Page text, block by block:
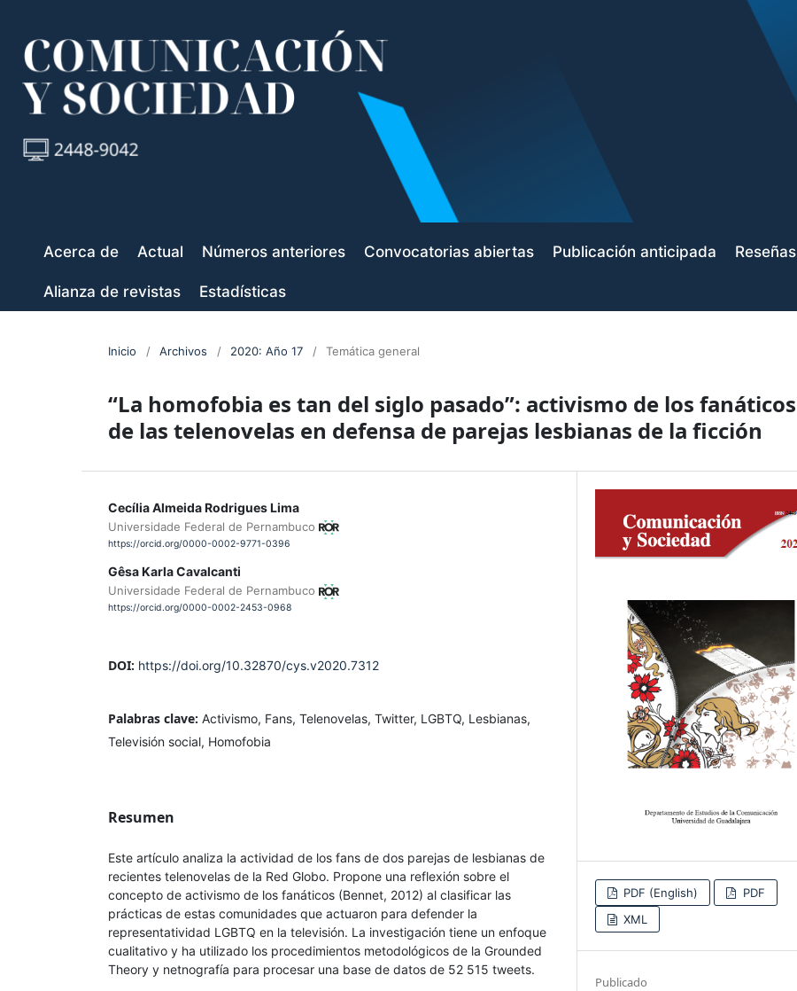
Acerca de Actual Números anteriores Convocatorias abiertas Publicación anticipada Reseñas
Alianza de revistas Estadísticas
Inicio / Archivos / 2020: Año 17 / Temática general
“La homofobia es tan del siglo pasado”: activismo de los fanáticos
de las telenovelas en defensa de parejas lesbianas de la ficción
Cecília Almeida Rodrigues Lima
Universidade Federal de Pernambuco
https://orcid.org/0000-0002-9771-0396
Gêsa Karla Cavalcanti
Universidade Federal de Pernambuco
https://orcid.org/0000-0002-2453-0968
DOI: https://doi.org/10.32870/cys.v2020.7312
Palabras clave: Activismo, Fans, Telenovelas, Twitter, LGBTQ, Lesbianas,
Televisión social, Homofobia
Resumen
Este artículo analiza la actividad de los fans de dos parejas de lesbianas de
recientes telenovelas de la Red Globo. Propone una reflexión sobre el
concepto de activismo de los fanáticos (Bennet, 2012) al clasificar las
prácticas de estas comunidades que actuaron para defender la
representatividad LGBTQ en la televisión. La investigación tiene un enfoque
cualitativo y ha utilizado los procedimientos metodológicos de la Grounded
Theory y netnografía para procesar una base de datos de 52 515 tweets.
PDF (English)
PDF
XML
Publicado